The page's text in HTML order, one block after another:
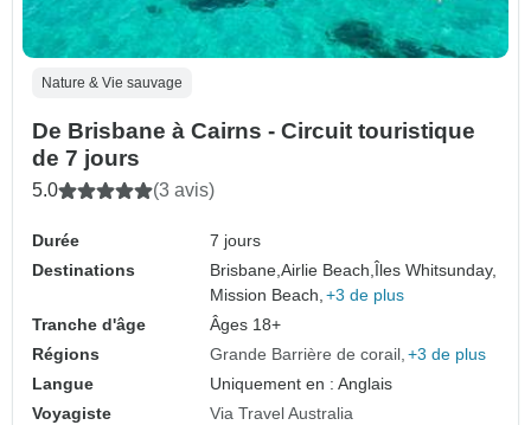
Nature & Vie sauvage
De Brisbane à Cairns - Circuit touristique
de 7 jours
5.0 (3 avis)
Durée
7 jours
Destinations
Brisbane,Airlie Beach, Îles Whitsunday,
Mission Beach, +3 de plus
Tranche d'âge
Âges 18+
Régions
Grande Barrière de corail +3 de plus
Langue
Uniquement en : Anglais
Voyagiste
Via Travel Australia